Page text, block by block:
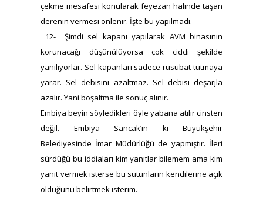
çekme mesafesi konularak feyezan halinde taşan
derenin vermesi önlenir. İşte bu yapılmadı.
12- Şimdi sel kapanı yapılarak AVM binasının
korunacağı düşünülüyorsa çok ciddi şekilde
yanılıyorlar. Sel kapanları sadece rusubat tutmaya
yarar. Sel debisini azaltmaz. Sel debisi deşarjla
azalır. Yani boşaltma ile sonuç alınır.
Embiya beyin söyledikleri öyle yabana atılır cinsten
değil. Embiya Sancak’ın ki Büyükşehir
Belediyesinde İmar Müdürlüğü de yapmıştır. İleri
sürdüğü bu iddiaları kim yanıtlar bilemem ama kim
yanıt vermek isterse bu sütunların kendilerine açık
olduğunu belirtmek isterim.